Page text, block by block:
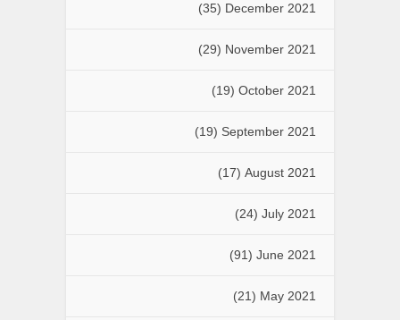
December 2021
(35)
November 2021
(29)
October 2021
(19)
September 2021
(19)
August 2021
(17)
July 2021
(24)
June 2021
(91)
May 2021
(21)